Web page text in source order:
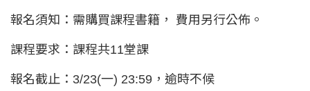
報名須知：需購買課程書籍， 費用另行公佈。
課程要求：課程共11堂課
報名截止：3/23(一) 23:59，逾時不候